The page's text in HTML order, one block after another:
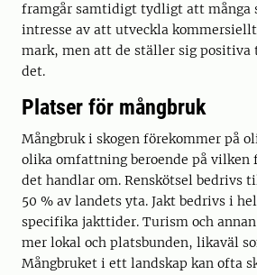
framgår samtidigt tydligt att många
intresse av att utveckla
mark, men att de ställer sig
det.
Platser för mångbruk
Mångbruk i skogen förekommer på
olika omfattning beroende på vilken
det handlar om. Renskötsel bedrivs
50 % av landets yta. Jakt bedrivs i
specifika jakttider. Turism och
mer lokal och platsbunden, likaväl
Mångbruket i ett landskap kan ofta